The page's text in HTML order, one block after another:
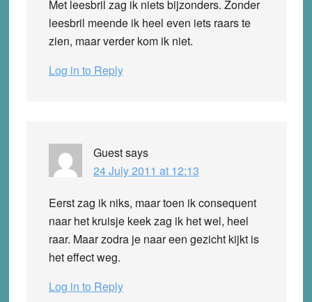
Met leesbril zag ik niets bijzonders. Zonder
leesbril meende ik heel even iets raars te
zien, maar verder kom ik niet.
Log in to Reply
Guestsays
24 July 2011 at 12:13
Eerst zag ik niks, maar toen ik consequent
naar het kruisje keek zag ik het wel, heel
raar. Maar zodra je naar een gezicht kijkt is
het effect weg.
Log in to Reply